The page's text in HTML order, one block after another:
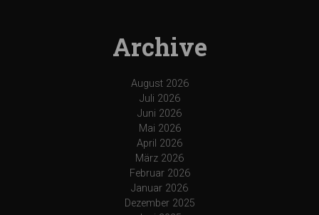
Archive
August 2026
Juli 2026
Juni 2026
Mai 2026
April 2026
März 2026
Februar 2026
Januar 2026
Dezember 2025